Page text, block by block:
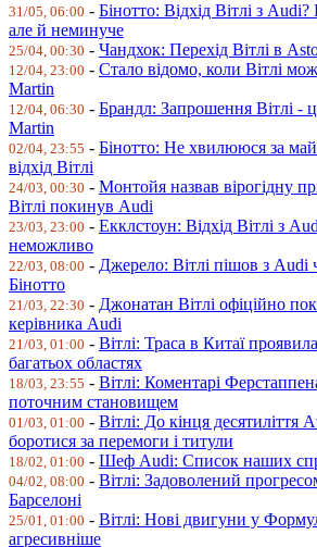
31/05, 06:00 - Бінотто: Відхід Вітлі з
але й неминуче
25/04, 00:30 - Чандхок: Перехід Вітлі в
12/04, 23:00 - Стало відомо, коли Вітлі
Martin
12/04, 06:30 - Брандл: Запрошення Вітлі -
Martin
02/04, 23:55 - Бінотто: Не хвилююся за
відхід Вітлі
24/03, 00:30 - Монтойя назвав вірогідну
Вітлі покинув Audi
23/03, 23:00 - Екклстоун: Відхід Вітлі з
неможливо
22/03, 08:00 - Джерело: Вітлі пішов з Audi
Бінотто
21/03, 22:30 - Джонатан Вітлі офіційно
керівника Audi
21/03, 01:00 - Вітлі: Траса в Китаї
багатьох областях
18/03, 23:55 - Вітлі: Коментарі
поточним становищем
01/03, 01:00 - Вітлі: До кінця десятиліття
боротися за перемоги і титули
18/02, 01:00 - Шеф Audi: Список наших
04/02, 08:00 - Вітлі: Задоволений
Барселоні
25/01, 01:00 - Вітлі: Нові двигуни у
агресивніше